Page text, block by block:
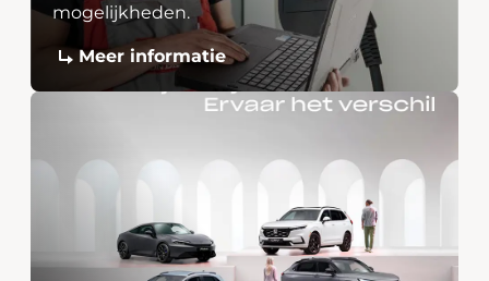
mogelijkheden.
Meer informatie